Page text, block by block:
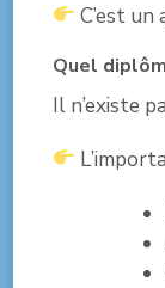
C’est
Quel
Il n’existe